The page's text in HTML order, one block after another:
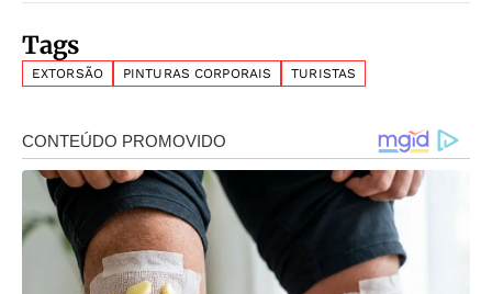
Tags
EXTORSÃO PINTURAS CORPORAIS TURISTAS